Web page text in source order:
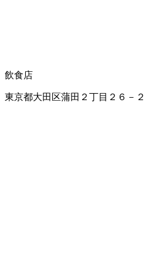
飲食店
東京都大田区蒲田２丁目２６－２